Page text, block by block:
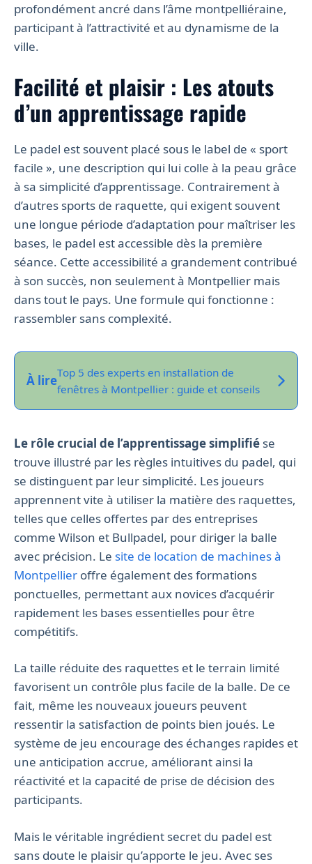
profondément ancré dans l’âme montpelliéraine,
participant à l’attractivité et au dynamisme de la
ville.
Facilité et plaisir : Les atouts
d’un apprentissage rapide
Le padel est souvent placé sous le label de « sport
facile », une description qui lui colle à la peau grâce
à sa simplicité d’apprentissage. Contrairement à
d’autres sports de raquette, qui exigent souvent
une longue période d’adaptation pour maîtriser les
bases, le padel est accessible dès la première
séance. Cette accessibilité a grandement contribué
à son succès, non seulement à Montpellier mais
dans tout le pays. Une formule qui fonctionne :
rassembler sans complexité.
À lire
Top 5 des experts en installation de
fenêtres à Montpellier : guide et conseils
Le rôle crucial de l’apprentissage simplifié se
trouve illustré par les règles intuitives du padel, qui
se distinguent par leur simplicité. Les joueurs
apprennent vite à utiliser la matière des raquettes,
telles que celles offertes par des entreprises
comme Wilson et Bullpadel, pour diriger la balle
avec précision. Le site de location de machines à
Montpellier offre également des formations
ponctuelles, permettant aux novices d’acquérir
rapidement les bases essentielles pour être
compétitifs.
La taille réduite des raquettes et le terrain limité
favorisent un contrôle plus facile de la balle. De ce
fait, même les nouveaux joueurs peuvent
ressentir la satisfaction de points bien joués. Le
système de jeu encourage des échanges rapides et
une anticipation accrue, améliorant ainsi la
réactivité et la capacité de prise de décision des
participants.
Mais le véritable ingrédient secret du padel est
sans doute le plaisir qu’apporte le jeu. Avec ses